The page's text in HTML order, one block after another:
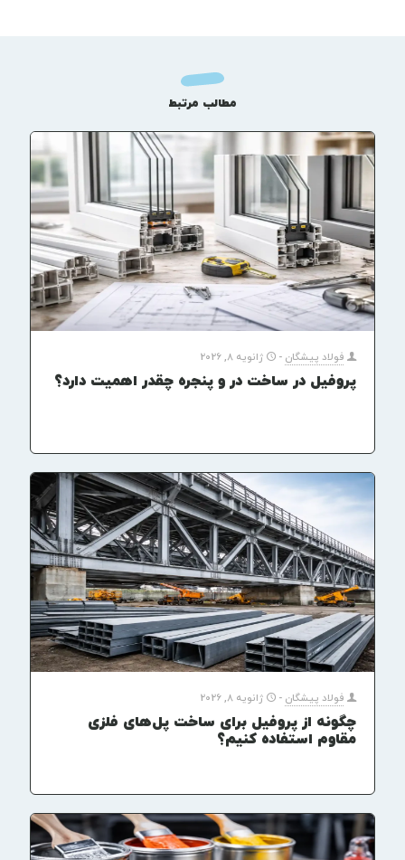
مطالب مرتبط
فولاد پیشگان - ژانویه 8, 2026
پروفیل در ساخت در و پنجره چقدر اهمیت دارد؟
فولاد پیشگان - ژانویه 8, 2026
چگونه از پروفیل برای ساخت پل‌های فلزی
مقاوم استفاده کنیم؟